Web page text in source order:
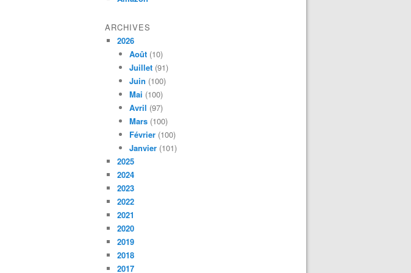
ARCHIVES
2026
Août (10)
Juillet (91)
Juin (100)
Mai (100)
Avril (97)
Mars (100)
Février (100)
Janvier (101)
2025
2024
2023
2022
2021
2020
2019
2018
2017